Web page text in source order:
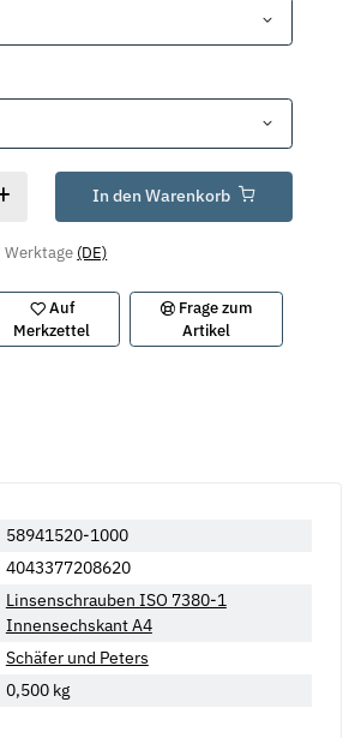
In den Warenkorb
Werktage (DE)
Auf
Merkzettel
Frage zum
Artikel
58941520-1000
4043377208620
Linsenschrauben ISO 7380-1
Innensechskant A4
Schäfer und Peters
0,500 kg